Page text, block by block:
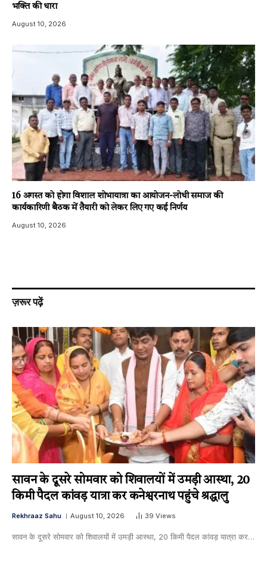
भक्ति की धारा
August 10, 2026
16 अगस्त को होगा विशाल शोभायात्रा का आयोजन-लोधी समाज की
कार्यकारिणी बैठक में तैयारी को लेकर लिए गए कई निर्णय
August 10, 2026
ज़रूर पढ़ें
सावन के दूसरे सोमवार को शिवालयों में उमड़ी आस्था, 20
किमी पैदल कांवड़ यात्रा कर कनेश्वरनाथ पहुंचे श्रद्धालु
Rekhraaz Sahu August 10, 2026 39 Views
सावन के दूसरे सोमवार को शिवालयों में उमड़ी आस्था, 20 किमी पैदल कांवड़ यात्रा कर…